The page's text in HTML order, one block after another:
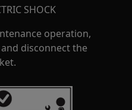
SHOCK
operation,
disconnect the